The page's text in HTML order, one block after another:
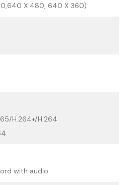
X 480, 640 X 360)
H.264+/H.264
with audio